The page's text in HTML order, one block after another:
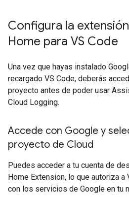
Configura la
Home para VS Code
Una vez que hayas instalado
recargado VS Code, deberás
proyecto antes de poder usar
Cloud Logging.
Accede con Google y
proyecto de Cloud
Puedes acceder a tu cuenta de
Home Extension, lo que autoriza a
con los servicios de Google en tu